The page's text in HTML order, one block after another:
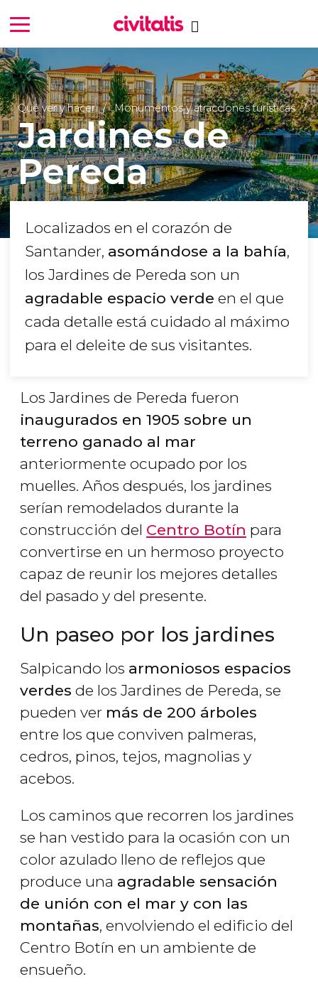
Qué ver y hacer Monumentos y atracciones turísticas
Jardines de
Pereda
Localizados en el corazón de
Santander, asomándose a la bahía,
los Jardines de Pereda son un
agradable espacio verde en el que
cada detalle está cuidado al máximo
para el deleite de sus visitantes.
Los Jardines de Pereda fueron
inaugurados en 1905 sobre un
terreno ganado al mar
anteriormente ocupado por los
muelles. Años después, los jardines
serían remodelados durante la
construcción del Centro Botín para
convertirse en un hermoso proyecto
capaz de reunir los mejores detalles
del pasado y del presente.
Un paseo por los jardines
Salpicando los armoniosos espacios
verdes de los Jardines de Pereda, se
pueden ver más de 200 árboles
entre los que conviven palmeras,
cedros, pinos, tejos, magnolias y
acebos.
Los caminos que recorren los jardines
se han vestido para la ocasión con un
color azulado lleno de reflejos que
produce una agradable sensación
de unión con el mar y con las
montañas, envolviendo el edificio del
Centro Botín en un ambiente de
ensueño.